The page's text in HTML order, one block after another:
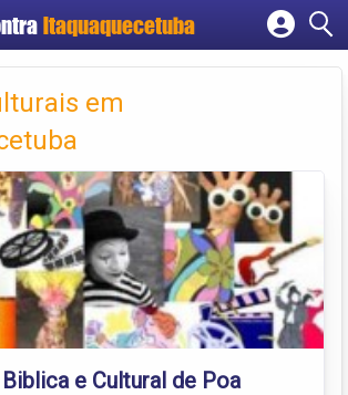
Itaquaquecetuba
Cadastrar empresa
Criar conta
em
e Cultural de Poa